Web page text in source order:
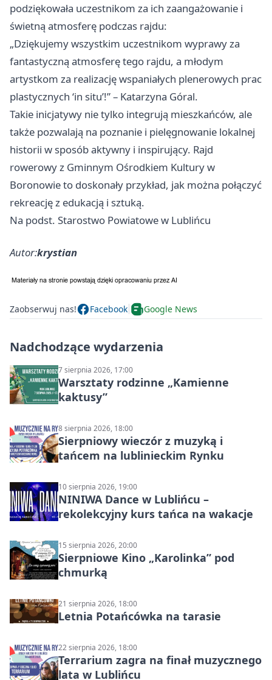
podziękowała uczestnikom za ich zaangażowanie i
świetną atmosferę podczas rajdu:
„Dziękujemy wszystkim uczestnikom wyprawy za
fantastyczną atmosferę tego rajdu, a młodym
artystkom za realizację wspaniałych plenerowych prac
plastycznych ‘in situ’!” – Katarzyna Góral.
Takie inicjatywy nie tylko integrują mieszkańców, ale
także pozwalają na poznanie i pielęgnowanie lokalnej
historii w sposób aktywny i inspirujący. Rajd
rowerowy z Gminnym Ośrodkiem Kultury w
Boronowie to doskonały przykład, jak można połączyć
rekreację z edukacją i sztuką.
Na podst. Starostwo Powiatowe w Lublińcu
Autor:krystian
Zaobserwuj nas! Facebook Google News
Nadchodzące wydarzenia
7 sierpnia 2026, 17:00
Warsztaty rodzinne „Kamienne
kaktusy”
8 sierpnia 2026, 18:00
Sierpniowy wieczór z muzyką i
tańcem na lublinieckim Rynku
10 sierpnia 2026, 19:00
NINIWA Dance w Lublińcu –
rekolekcyjny kurs tańca na wakacje
15 sierpnia 2026, 20:00
Sierpniowe Kino „Karolinka” pod
chmurką
21 sierpnia 2026, 18:00
Letnia Potańcówka na tarasie
22 sierpnia 2026, 18:00
Terrarium zagra na finał muzycznego
lata w Lublińcu